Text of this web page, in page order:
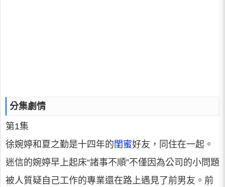
分集劇情
第1集
徐婉婷和夏之勤是十四年的閨蜜好友，同住在一起。
迷信的婉婷早上起床“諸事不順”不僅因為公司的小問題
被人質疑自己工作的專業還在路上遇見了前男友。前